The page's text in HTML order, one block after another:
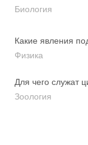
Биология
Какие явления
Физика
Для чего служат
Зоология